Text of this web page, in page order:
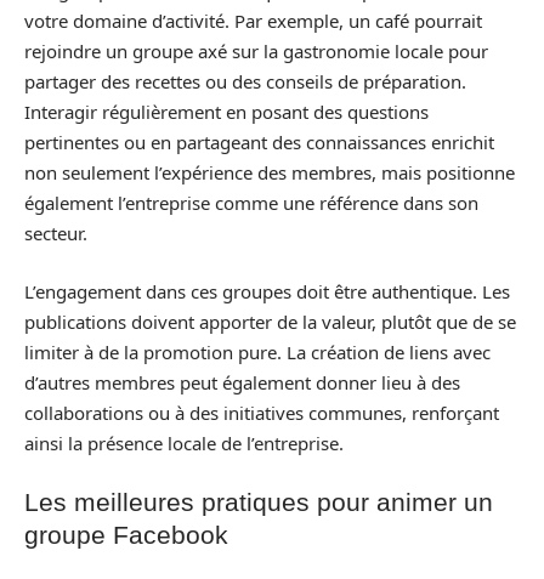
votre domaine d’activité. Par exemple, un café pourrait
rejoindre un groupe axé sur la gastronomie locale pour
partager des recettes ou des conseils de préparation.
Interagir régulièrement en posant des questions
pertinentes ou en partageant des connaissances enrichit
non seulement l’expérience des membres, mais positionne
également l’entreprise comme une référence dans son
secteur.
L’engagement dans ces groupes doit être authentique. Les
publications doivent apporter de la valeur, plutôt que de se
limiter à de la promotion pure. La création de liens avec
d’autres membres peut également donner lieu à des
collaborations ou à des initiatives communes, renforçant
ainsi la présence locale de l’entreprise.
Les meilleures pratiques pour animer un
groupe Facebook